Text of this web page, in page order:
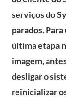
serviços do
parados.
última etapa
imagem,
desligar o
reinicializar